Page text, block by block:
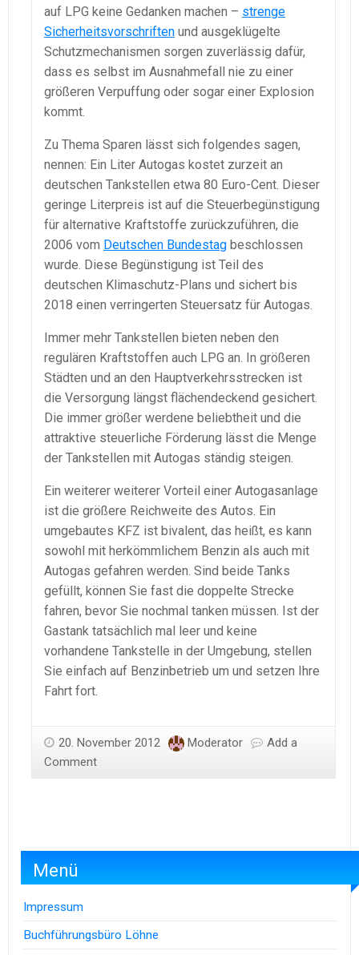
auf LPG keine Gedanken machen – strenge
Sicherheitsvorschriften und ausgeklügelte
Schutzmechanismen sorgen zuverlässig dafür,
dass es selbst im Ausnahmefall nie zu einer
größeren Verpuffung oder sogar einer Explosion
kommt.
Zu Thema Sparen lässt sich folgendes sagen,
nennen: Ein Liter Autogas kostet zurzeit an
deutschen Tankstellen etwa 80 Euro-Cent. Dieser
geringe Literpreis ist auf die Steuerbegünstigung
für alternative Kraftstoffe zurückzuführen, die
2006 vom Deutschen Bundestag beschlossen
wurde. Diese Begünstigung ist Teil des
deutschen Klimaschutz-Plans und sichert bis
2018 einen verringerten Steuersatz für Autogas.
Immer mehr Tankstellen bieten neben den
regulären Kraftstoffen auch LPG an. In größeren
Städten und an den Hauptverkehrsstrecken ist
die Versorgung längst flächendeckend gesichert.
Die immer größer werdene beliebtheit und die
attraktive steuerliche Förderung lässt die Menge
der Tankstellen mit Autogas ständig steigen.
Ein weiterer weiterer Vorteil einer Autogasanlage
ist die größere Reichweite des Autos. Ein
umgebautes KFZ ist bivalent, das heißt, es kann
sowohl mit herkömmlichem Benzin als auch mit
Autogas gefahren werden. Sind beide Tanks
gefüllt, können Sie fast die doppelte Strecke
fahren, bevor Sie nochmal tanken müssen. Ist der
Gastank tatsächlich mal leer und keine
vorhandene Tankstelle in der Umgebung, stellen
Sie einfach auf Benzinbetrieb um und setzen Ihre
Fahrt fort.
20. November 2012 Moderator
Add a
Comment
Menü
Impressum
Buchführungsbüro Löhne